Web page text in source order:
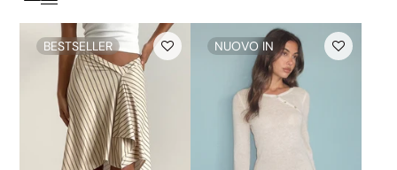
BESTSELLER NUOVO IN